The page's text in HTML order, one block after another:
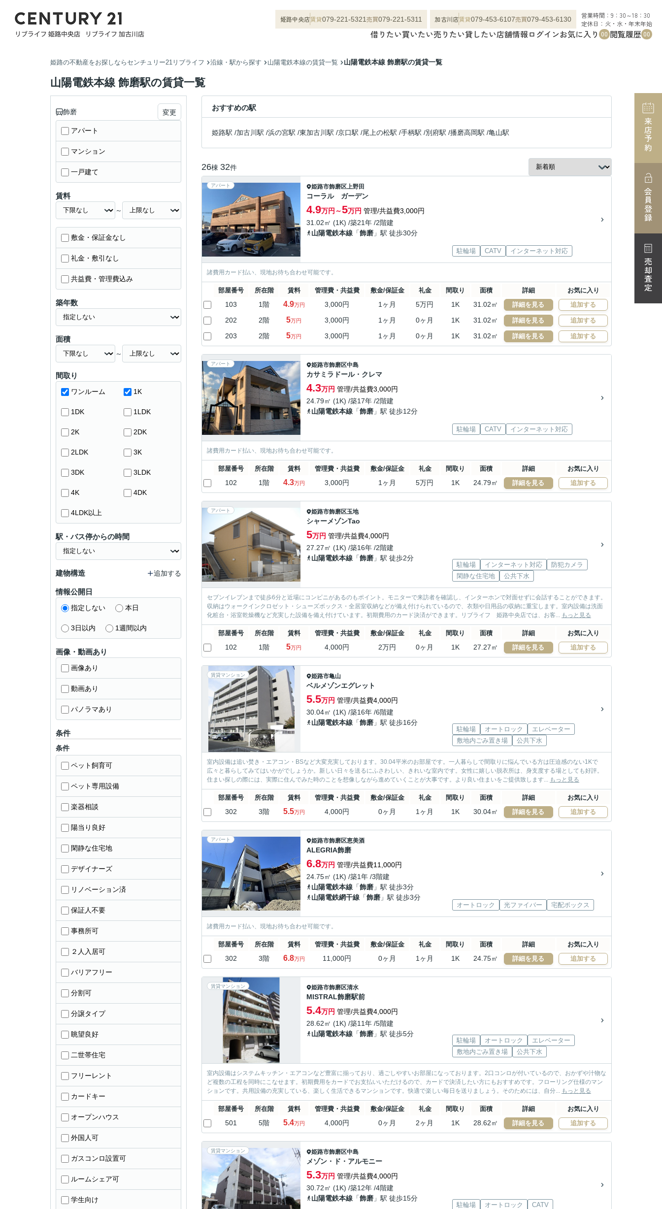
姫路中央店賃貸079-221-5321売買079-221-5311 加古川店賃貸079-453-6107売買079-453-6130
営業時間：9：30～18：30
定休日：火・水・年末年始
借りたい買いたい売りたい貸したい店舗情報ログインお気に入り 00 閲覧履歴 00
姫路の不動産をお探しならセンチュリー21リブライフ 沿線・駅から探す 山陽電鉄本線の賃貸一覧 山陽電鉄本線 飾磨駅の賃貸一覧
山陽電鉄本線 飾磨駅の賃貸一覧
おすすめの駅
姫路駅 /加古川駅 /浜の宮駅 /東加古川駅 /京口駅 /尾上の松駅 /手柄駅 /別府駅 /播磨高岡駅 /亀山駅
26棟 32件
アパート 姫路市飾磨区上野田
コーラル ガーデン
4.9万円～5万円 管理/共益費3,000円
31.02㎡ (1K) /築21年 /2階建
山陽電鉄本線 「飾磨 」駅 徒歩30分
駐輪場 CATV インターネット対応
諸費用カード払い、現地お待ち合わせ可能です。
部屋番号 所在階 賃料 管理費・共益費 敷金/保証金 礼金 間取り 面積 詳細 お気に入り
103 1階 4.9万円 3,000円 1ヶ月 5万円 1K 31.02㎡ 詳細を見る 追加する
202 2階 5万円 3,000円 1ヶ月 0ヶ月 1K 31.02㎡ 詳細を見る 追加する
203 2階 5万円 3,000円 1ヶ月 0ヶ月 1K 31.02㎡ 詳細を見る 追加する
アパート 姫路市飾磨区中島
カサミラドール・クレマ
4.3万円 管理/共益費3,000円
24.79㎡ (1K) /築17年 /2階建
山陽電鉄本線 「飾磨 」駅 徒歩12分
駐輪場 CATV インターネット対応
諸費用カード払い、現地お待ち合わせ可能です。
部屋番号 所在階 賃料 管理費・共益費 敷金/保証金 礼金 間取り 面積 詳細 お気に入り
102 1階 4.3万円 3,000円 1ヶ月 5万円 1K 24.79㎡ 詳細を見る 追加する
アパート 姫路市飾磨区玉地
シャーメゾンTao
5万円 管理/共益費4,000円
27.27㎡ (1K) /築16年 /2階建
山陽電鉄本線 「飾磨 」駅 徒歩2分
駐輪場 インターネット対応
防犯カメラ
閑静な住宅地
公共下水
セブンイレブンまで徒歩6分と近場にコンビニがあるのもポイント。モニターで来訪者を確認し、インターホンで対面せずに会話することができます。
収納はウォークインクロゼット・シューズボックス・全居室収納などが備え付けられているので、衣類や日用品の収納に重宝します。室内設備は洗面
化粧台・浴室乾燥機など充実した設備を備え付けています。初期費用のカード決済ができます。リブライフ 姫路中央店では、お客... もっと見る
部屋番号 所在階 賃料 管理費・共益費 敷金/保証金 礼金 間取り 面積 詳細 お気に入り
102 1階 5万円 4,000円 2万円 0ヶ月 1K 27.27㎡ 詳細を見る 追加する
賃貸マンション 姫路市亀山
ベルメゾンエグレット
5.5万円 管理/共益費4,000円
30.04㎡ (1K) /築16年 /6階建
山陽電鉄本線 「飾磨 」駅 徒歩16分
駐輪場 オートロック
エレベーター
敷地内ごみ置き場
公共下水
室内設備は追い焚き・エアコン・BSなど大変充実しております。30.04平米のお部屋です。一人暮らしで間取りに悩んでいる方は圧迫感のない1Kで
広々と暮らしてみてはいかがでしょうか。新しい日々を送るにふさわしい、きれいな室内です。女性に嬉しい脱衣所は、身支度する場としても好評。
住まい探しの際には、実際に住んでみた時のことを想像しながら進めていくことが大事です。より良い住まいをご提供致します... もっと見る
部屋番号 所在階 賃料 管理費・共益費 敷金/保証金 礼金 間取り 面積 詳細 お気に入り
302 3階 5.5万円 4,000円 0ヶ月 1ヶ月 1K 30.04㎡ 詳細を見る 追加する
アパート 姫路市飾磨区恵美酒
ALEGRIA飾磨
6.8万円 管理/共益費11,000円
24.75㎡ (1K) /築1年 /3階建
山陽電鉄本線 「飾磨 」駅 徒歩3分
山陽電鉄網干線 「飾磨 」駅 徒歩3分
オートロック 光ファイバー 宅配ボックス
諸費用カード払い、現地お待ち合わせ可能です。
部屋番号 所在階 賃料 管理費・共益費 敷金/保証金 礼金 間取り 面積 詳細 お気に入り
302 3階 6.8万円 11,000円 0ヶ月 1ヶ月 1K 24.75㎡ 詳細を見る 追加する
賃貸マンション 姫路市飾磨区清水
MISTRAL飾磨駅前
5.4万円 管理/共益費4,000円
28.62㎡ (1K) /築11年 /5階建
山陽電鉄本線 「飾磨 」駅 徒歩5分
駐輪場 オートロック
エレベーター
敷地内ごみ置き場
公共下水
室内設備はシステムキッチン・エアコンなど豊富に揃っており、過ごしやすいお部屋になっております。2口コンロが付いているので、おかずや汁物な
ど複数の工程を同時にこなせます。初期費用をカードでお支払いいただけるので、カードで決済したい方にもおすすめです。フローリング仕様のマン
ションです。共用設備の充実している、楽しく生活できるマンションです。快適で楽しい毎日を送りましょう。そのためには、自分... もっと見る
部屋番号 所在階 賃料 管理費・共益費 敷金/保証金 礼金 間取り 面積 詳細 お気に入り
501 5階 5.4万円 4,000円 0ヶ月 2ヶ月 1K 28.62㎡ 詳細を見る 追加する
賃貸マンション 姫路市飾磨区中島
メゾン・ド・アルモニー
5.3万円 管理/共益費4,000円
30.72㎡ (1K) /築12年 /4階建
山陽電鉄本線 「飾磨 」駅 徒歩15分
駐輪場 オートロック
CATV
飾磨 変更
アパート
マンション
一戸建て
賃料
～
敷金・保証金なし
礼金・敷引なし
共益費・管理費込み
築年数
面積
～
間取り
ワンルーム 1K
1DK 1LDK
2K 2DK
2LDK 3K
3DK 3LDK
4K 4DK
4LDK以上
駅・バス停からの時間
建物構造 追加する
情報公開日
指定しない 本日
3日以内 1週間以内
画像・動画あり
画像あり
動画あり
パノラマあり
条件
条件
ペット飼育可
ペット専用設備
楽器相談
陽当り良好
閑静な住宅地
デザイナーズ
リノベーション済
保証人不要
事務所可
２人入居可
バリアフリー
分割可
分譲タイプ
眺望良好
二世帯住宅
フリーレント
カードキー
オープンハウス
外国人可
ガスコンロ設置可
ルームシェア可
学生向け
来店予約
会員登録
売却査定